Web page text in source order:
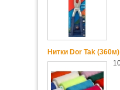
Нитки Dor Tak (360м)